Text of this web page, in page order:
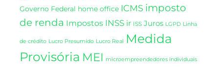
Governo Federal home office ICMS imposto
de renda Impostos INSS ir ISS Juros LGPD Linha
de crédito Lucro Presumido Lucro Real
Medida
Provisória MEI microempreendedores individuais